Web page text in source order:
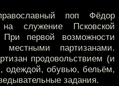
поп Фёдор
служение Псковской
первой возможности
местными партизанами.
продовольствием (и
одеждой, обувью, бельём,
задания.